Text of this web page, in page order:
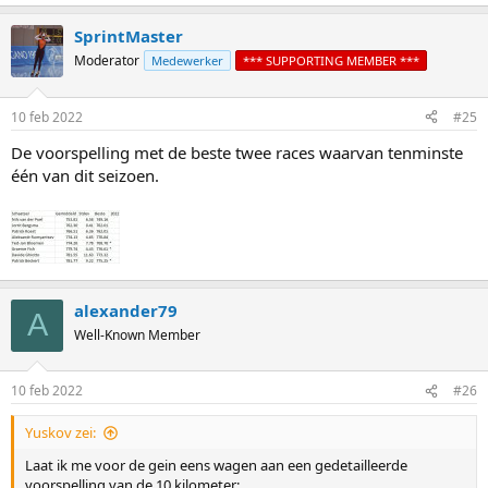
Dan weten jullie dit alvast en hoeven jullie morgen niet te kijken.
SprintMaster
Moderator Medewerker *** SUPPORTING MEMBER ***
10 feb 2022 #25
De voorspelling met de beste twee races waarvan tenminste
één van dit seizoen.
A alexander79
Well-Known Member
10 feb 2022 #26
Yuskov zei:
Laat ik me voor de gein eens wagen aan een gedetailleerde